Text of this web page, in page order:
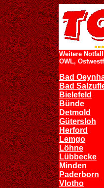
Weitere
OWL,
Bad
Bad
Bielefeld
Bünde
Detmold
Gütersloh
Herford
Lemgo
Löhne
Lübbecke
Minden
Paderborn
Vlotho